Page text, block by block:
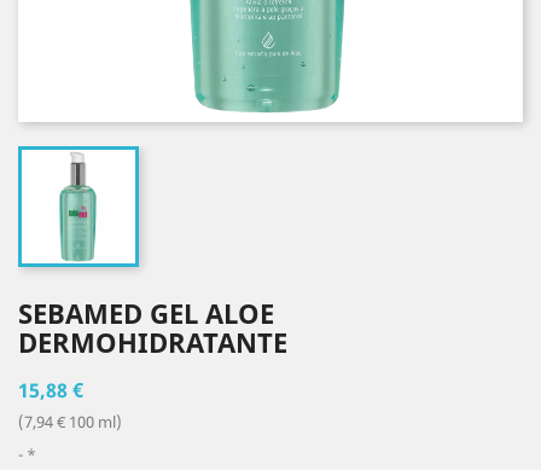
SEBAMED GEL ALOE
DERMOHIDRATANTE
15,88 €
(7,94 € 100 ml)
*